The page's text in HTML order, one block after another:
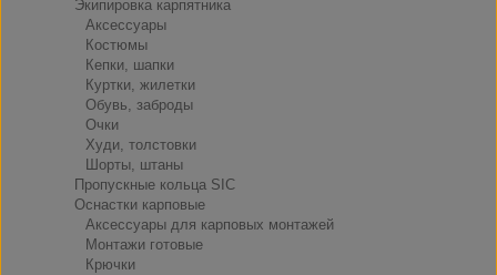
Экипировка карпятника
Аксессуары
Костюмы
Кепки, шапки
Куртки, жилетки
Обувь, заброды
Очки
Худи, толстовки
Шорты, штаны
Пропускные кольца SIC
Оснастки карповые
Аксессуары для карповых монтажей
Монтажи готовые
Крючки